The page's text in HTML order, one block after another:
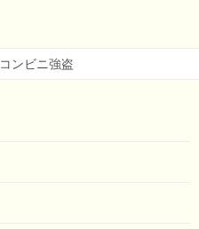
コンビニ強盗